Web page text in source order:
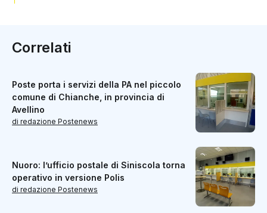
Correlati
Poste porta i servizi della PA nel piccolo
comune di Chianche, in provincia di
Avellino
di redazione Postenews
Nuoro: l’ufficio postale di Siniscola torna
operativo in versione Polis
di redazione Postenews